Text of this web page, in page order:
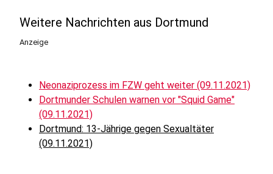
Weitere Nachrichten aus Dortmund
Anzeige
Neonaziprozess im FZW geht weiter (09.11.2021)
Dortmunder Schulen warnen vor "Squid Game"
(09.11.2021)
Dortmund: 13-Jährige gegen Sexualtäter
(09.11.2021)